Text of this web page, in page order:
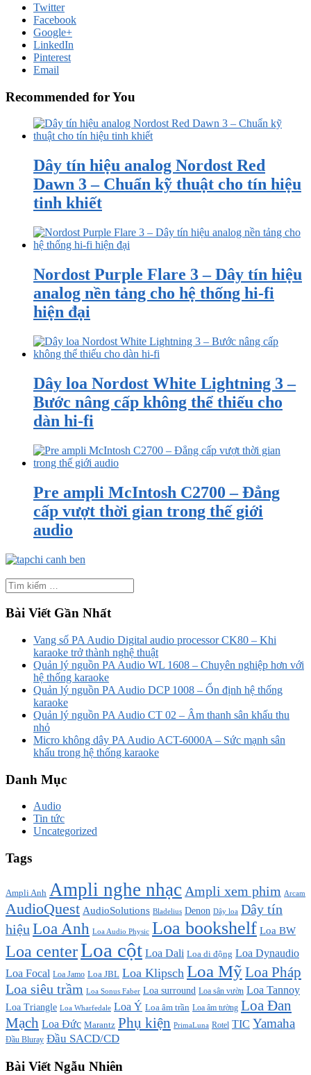
Twitter
Facebook
Google+
LinkedIn
Pinterest
Email
Recommended for You
Dây tín hiệu analog Nordost Red
Dawn 3 – Chuẩn kỹ thuật cho tín hiệu
tinh khiết
Nordost Purple Flare 3 – Dây tín hiệu
analog nền tảng cho hệ thống hi-fi
hiện đại
Dây loa Nordost White Lightning 3 –
Bước nâng cấp không thể thiếu cho
dàn hi-fi
Pre ampli McIntosh C2700 – Đẳng
cấp vượt thời gian trong thế giới
audio
Bài Viết Gần Nhất
Vang số PA Audio Digital audio processor CK80 – Khi
karaoke trở thành nghệ thuật
Quản lý nguồn PA Audio WL 1608 – Chuyên nghiệp hơn với
hệ thống karaoke
Quản lý nguồn PA Audio DCP 1008 – Ổn định hệ thống
karaoke
Quản lý nguồn PA Audio CT 02 – Âm thanh sân khấu thu
nhỏ
Micro không dây PA Audio ACT-6000A – Sức mạnh sân
khấu trong hệ thống karaoke
Danh Mục
Audio
Tin tức
Uncategorized
Tags
Ampli Anh Ampli nghe nhạc Ampli xem phim Arcam
AudioQuest AudioSolutions Bladelius Denon Dây loa Dây tín
hiệu Loa Anh Loa Audio Physic Loa bookshelf Loa BW
Loa centerLoa cột Loa Dali Loa di động Loa Dynaudio
Loa Focal Loa Jamo Loa JBL Loa Klipsch Loa MỹLoa Pháp
Loa siêu trầm Loa Sonus Faber Loa surround Loa sân vườn Loa Tannoy
Loa Triangle Loa Wharfedale Loa Ý Loa âm trần Loa âm tường Loa Đan
Mạch Loa Đức Marantz Phụ kiện PrimaLuna Rotel TIC Yamaha
Đầu Bluray Đầu SACD/CD
Bài Viết Ngẫu Nhiên